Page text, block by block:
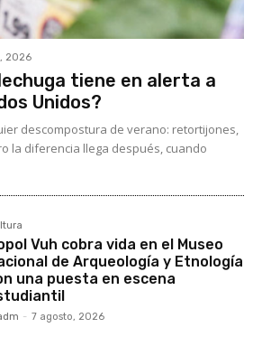
2026
tiene en alerta a
Unidos?
descompostura de verano: retortijones,
la diferencia llega después, cuando
Vuh cobra vida en el Museo
de Arqueología y Etnología
una puesta en escena
- 7 agosto, 2026